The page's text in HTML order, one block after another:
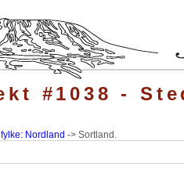
#1038 -
Nordland -> Sortland.